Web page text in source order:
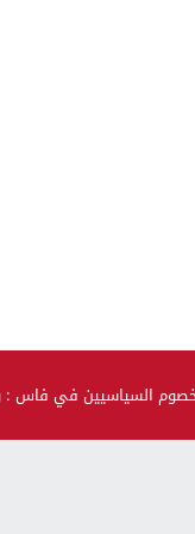
السياسيين في فاس :